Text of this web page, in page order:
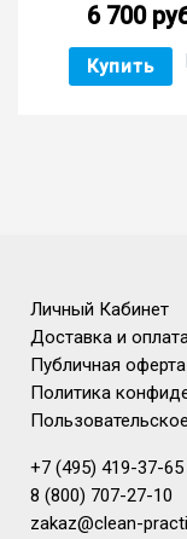
6 700
Купить
Личный Кабинет
Доставка и
Публичная оферта
Политика
+7 (495) 419-37-65
8 (800) 707-27-10
zakaz@clean-